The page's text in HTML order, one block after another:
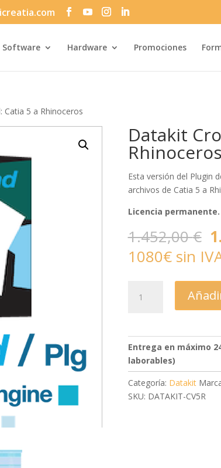
Software Hardware Promociones
Búsqueda
productos
Catia 5 a Rhinoceros
Datakit
Rhinoceros
Esta versión del Plugin
archivos de Catia 5 a
Licencia permanente.
1.452,00€ El
1080€ sin
CrossCad:
Rhinoceros
Entrega en máximo
laborables)
Categoría: Datakit
SKU: DATAKIT-CV5R